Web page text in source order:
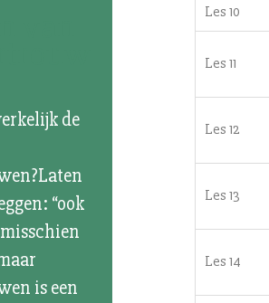
de
“ook
is een
Les 10
Les 11
Les 12
Les 13
Les 14